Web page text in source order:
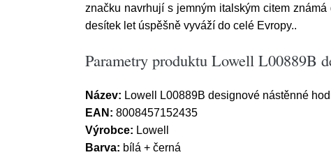
značku navrhují s jemným italským citem
desítek let úspěšně vyváží do celé Evropy..
Parametry produktu Lowell L00889B
Název: Lowell L00889B designové nástěnné
EAN: 8008457152435
Výrobce: Lowell
Barva: bílá + černá